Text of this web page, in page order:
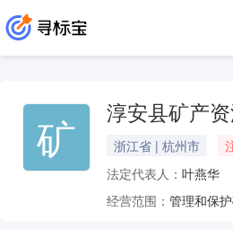
矿 淳安县矿产
浙江省 | 杭州市
法定代表人： 叶燕华
经营范围： 管理和保